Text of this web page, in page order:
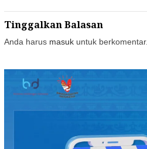
Tinggalkan Balasan
Anda harus masuk untuk berkomentar.